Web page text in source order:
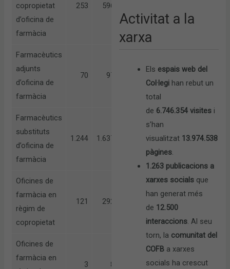
copropietat
d’oficina de
farmàcia
253 596
Farmacèutics
adjunts
d’oficina de
farmàcia
70 97
Farmacèutics
substituts
d’oficina de
farmàcia
1.244 1.637
Oficines de
farmàcia en
règim de
copropietat
121 292
Oficines de
farmàcia en
3 8
Activitat a la
xarxa
Els espais web del
Col·legi han rebut un
total
de 6.746.354 visitesi
s’han
visualitzat 13.974.538
pàgines.
1.263 publicacions a
xarxes socialsque
han generat més
de 12.500
interaccions. Al seu
torn, la comunitat del
COFB a xarxes
socials ha crescut